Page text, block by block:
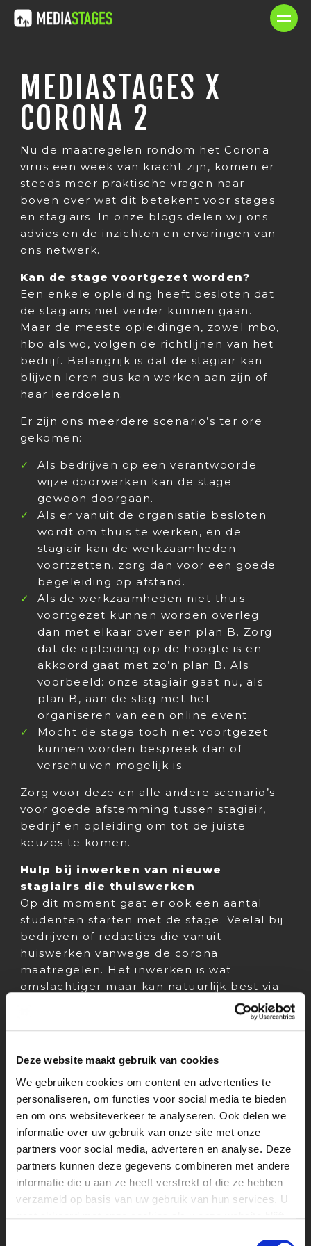
Deze website maakt gebruik van cookies
We gebruiken cookies om content en advertenties te
personaliseren, om functies voor social media te bieden
en om ons websiteverkeer te analyseren. Ook delen we
informatie over uw gebruik van onze site met onze
partners voor social media, adverteren en analyse. Deze
partners kunnen deze gegevens combineren met andere
informatie die u aan ze heeft verstrekt of die ze hebben
verzameld op basis van uw gebruik van hun services. U
MEDIASTAGES X
CORONA 2
Nu de maatregelen rondom het Corona
virus een week van kracht zijn, komen er
steeds meer praktische vragen naar
boven over wat dit betekent voor stages
en stagiairs. In onze blogs delen wij ons
advies en de inzichten en ervaringen van
ons netwerk.
Kan de stage voortgezet worden?
Een enkele opleiding heeft besloten dat
de stagiairs niet verder kunnen gaan.
Maar de meeste opleidingen, zowel mbo,
hbo als wo, volgen de richtlijnen van het
bedrijf. Belangrijk is dat de stagiair kan
blijven leren dus kan werken aan zijn of
haar leerdoelen.
Er zijn ons meerdere scenario’s ter ore
gekomen:
Als bedrijven op een verantwoorde
wijze doorwerken kan de stage
gewoon doorgaan.
Als er vanuit de organisatie besloten
wordt om thuis te werken, en de
stagiair kan de werkzaamheden
voortzetten, zorg dan voor een goede
begeleiding op afstand.
Als de werkzaamheden niet thuis
voortgezet kunnen worden overleg
dan met elkaar over een plan B. Zorg
dat de opleiding op de hoogte is en
akkoord gaat met zo’n plan B. Als
voorbeeld: onze stagiair gaat nu, als
plan B, aan de slag met het
organiseren van een online event.
Mocht de stage toch niet voortgezet
kunnen worden bespreek dan of
verschuiven mogelijk is.
Zorg voor deze en alle andere scenario’s
voor goede afstemming tussen stagiair,
bedrijf en opleiding om tot de juiste
keuzes te komen.
Hulp bij inwerken van nieuwe
stagiairs die thuiswerken
Op dit moment gaat er ook een aantal
studenten starten met de stage. Veelal bij
bedrijven of redacties die vanuit
huiswerken vanwege de corona
maatregelen. Het inwerken is wat
omslachtiger maar kan natuurlijk best via
Skype, Google Hangout, Microsoft Teams
geldende maatregelen ook nog steeds
als je alle voorzorgsmaatregelen in acht
neemt.
Dag van de Mediastages x Corona
Vanwege de maatregelen omtrent het
coronavirus hebben wij besloten de Dag
van de Mediastages op 15 april te
verzetten naar vrijdag 29 mei 2020.
Vooralsnog heeft geen enkele spreker of
steeds een hele toffe line-up. Benieuwd?